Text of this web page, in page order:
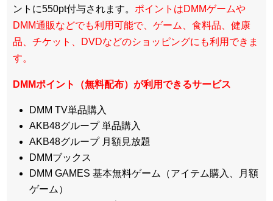
ントに550pt付与されます。 ポイントはDMMゲームや
DMM通販などでも利用可能で、ゲーム、食料品、健康
品、チケット、DVDなどのショッピングにも利用できま
す。
DMMポイント（無料配布）が利用できるサービス
DMM TV単品購入
AKB48グループ 単品購入
AKB48グループ 月額見放題
DMMブックス
DMM GAMES 基本無料ゲーム（アイテム購入、月額
ゲーム）